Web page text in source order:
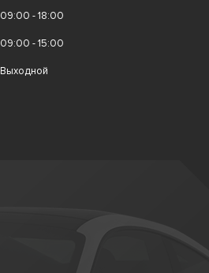
09:00 - 18:00
09:00 - 15:00
Выходной